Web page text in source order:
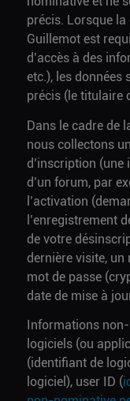
précis. Lorsque
Guillemot est
d’accès à des
etc.), les données
précis (le titulaire
Dans le cadre de
nous collectons
d’inscription
d’un forum, par
l’activation
l’enregistrement
de votre
dernière visite, un
mot de passe
date de mise à
Informations
logiciels (ou
(identifiant de
logiciel), user ID (